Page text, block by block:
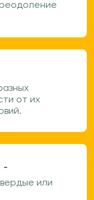
от их
-
или